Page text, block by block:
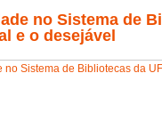
no Sistema de
e o desejável